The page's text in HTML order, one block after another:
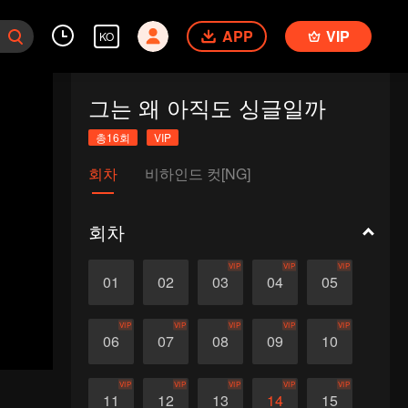
KO APP VIP
그는 왜 아직도 싱글일까
총16회 VIP
회차 비하인드 컷[NG]
회차
01 02 03
VIP
04
VIP
05
VIP
06
VIP
07
VIP
08
VIP
09
VIP
10
VIP
11
VIP
12
VIP
13
VIP
14
VIP
15
VIP